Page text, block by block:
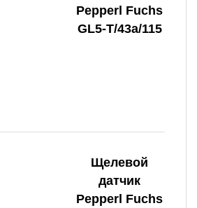
Pepperl Fuchs
GL5-T/43a/115
Щелевой
датчик
Pepperl Fuchs